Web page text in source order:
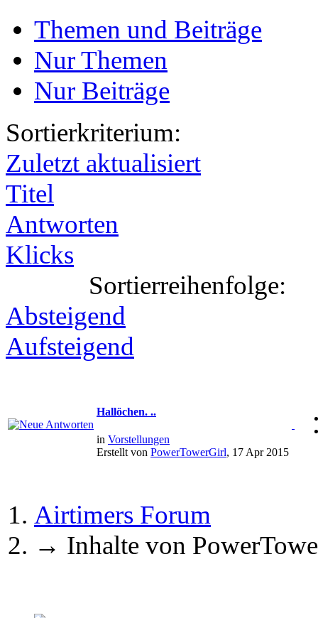
Themen und Beiträge
Nur Themen
Nur Beiträge
Sortierkriterium:
Zuletzt aktualisiert
Titel
Antworten
Klicks
Sortierreihenfolge:
Absteigend
Aufsteigend
Hallöchen. ..
in Vorstellungen
Erstellt von PowerTowerGirl, 17 Apr 2015
Airtimers Forum
→ Inhalte von